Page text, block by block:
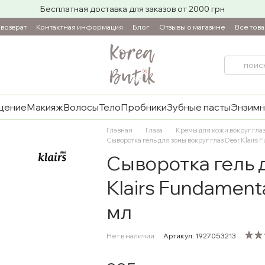
Бесплатная доставка для заказов от 2000 грн
Контактная информация Блог Отзывы о магазине Все
МакияжВолосыТелоПробникиЗубные пасты
Главная Глаза
Кремы для кожи вокруг глаз
Сыворотка гель для зоны вокруг глаз Dear Klairs
Сыворотка гель
Klairs
мл
Нет в наличии Артикул: 1927053213